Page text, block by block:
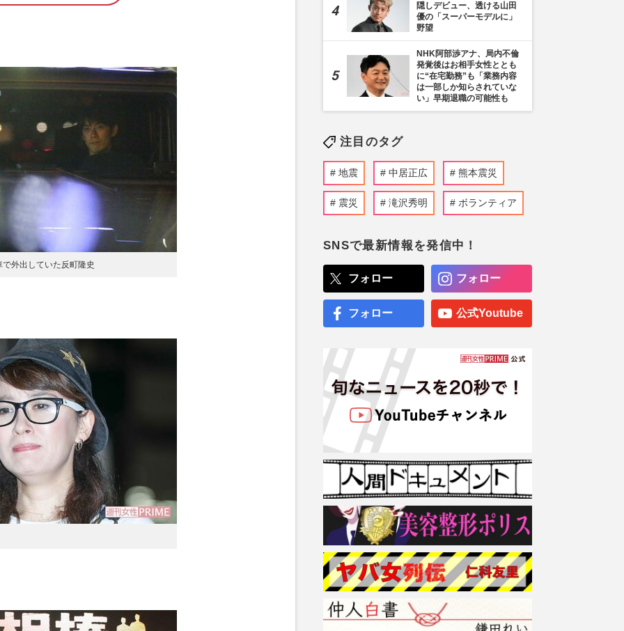
外出していた反町隆史
隠しデビュー、透ける山田
優の「スーパーモデルに」
野望
NHK阿部渉アナ、局内不倫
発覚後はお相手女性ととも
に“在宅勤務”も「業務内容
は一部しか知らされていな
い」早期退職の可能性も
注目のタグ
地震 中居正広 熊本震災
震災 滝沢秀明 ボランティア
SNSで最新情報を発信中！
フォロー フォロー
フォロー 公式Youtube